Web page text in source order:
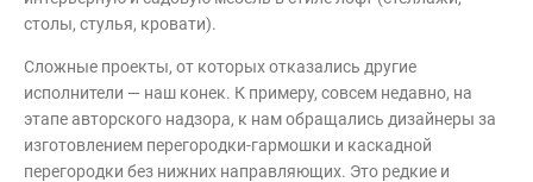
столы, стулья, кровати).
Сложные проекты, от которых отказались другие
исполнители — наш конек. К примеру, совсем недавно, на
этапе авторского надзора, к нам обращались дизайнеры за
изготовлением перегородки-гармошки и каскадной
перегородки без нижних направляющих. Это редкие и